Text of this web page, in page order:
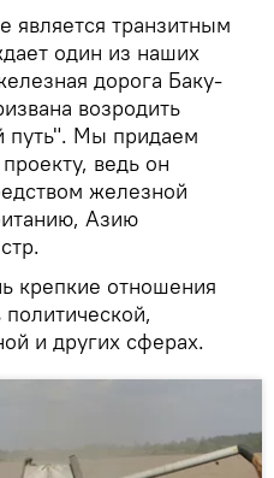
является транзитным
один из наших
дорога Баку-
возродить
путь". Мы придаем
ведь он
железной
Азию
крепкие отношения
и других сферах.